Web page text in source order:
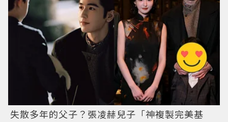
失散多年的父子？張凌赫兒子「神複製完美基